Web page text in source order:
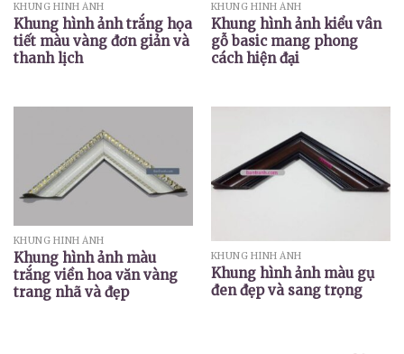
KHUNG HÌNH ẢNH
Khung hình ảnh trắng họa
tiết màu vàng đơn giản và
thanh lịch
KHUNG HÌNH ẢNH
Khung hình ảnh kiểu vân
gỗ basic mang phong
cách hiện đại
KHUNG HÌNH ẢNH
Khung hình ảnh màu
trắng viền hoa văn vàng
trang nhã và đẹp
KHUNG HÌNH ẢNH
Khung hình ảnh màu gụ
đen đẹp và sang trọng